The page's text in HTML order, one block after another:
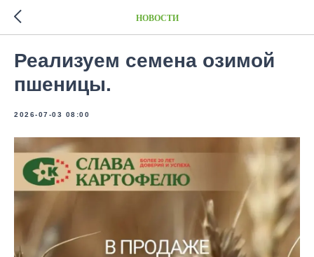
НОВОСТИ
Реализуем семена озимой
пшеницы.
2026-07-03 08:00